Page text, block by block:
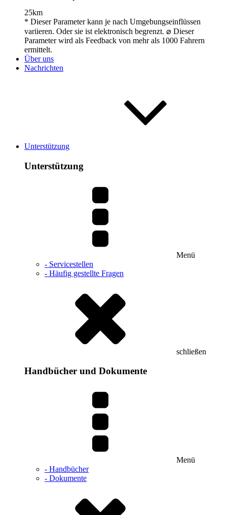
25km
* Dieser Parameter kann je nach Umgebungseinflüssen
variieren. Oder sie ist elektronisch begrenzt. ⌀ Dieser
Parameter wird als Feedback von mehr als 1000 Fahrern
ermittelt.
Über uns
Nachrichten
Unterstützung
Unterstützung
Menü
- Servicestellen
- Häufig gestellte Fragen
schließen
Handbücher und Dokumente
Menü
- Handbücher
- Dokumente